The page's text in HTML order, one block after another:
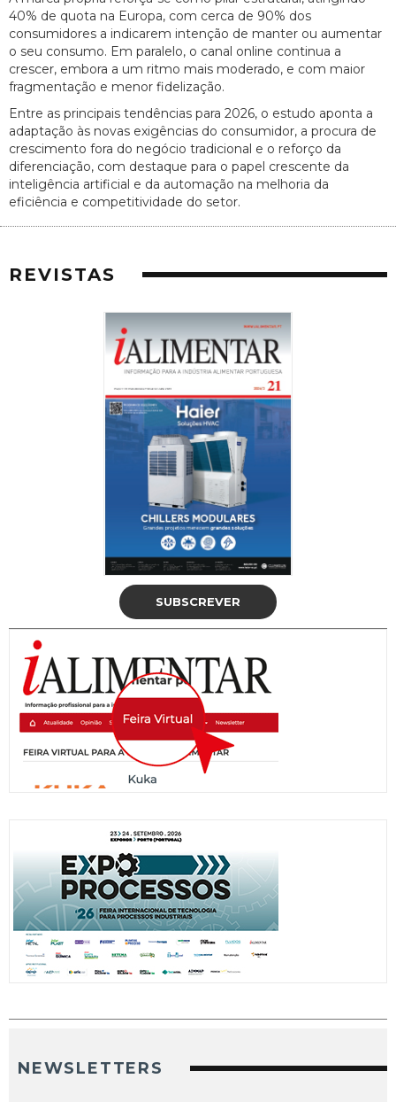
40% de quota na Europa, com cerca de 90% dos
consumidores a indicarem intenção de manter ou aumentar
o seu consumo. Em paralelo, o canal online continua a
crescer, embora a um ritmo mais moderado, e com maior
fragmentação e menor fidelização.
Entre as principais tendências para 2026, o estudo aponta a
adaptação às novas exigências do consumidor, a procura de
crescimento fora do negócio tradicional e o reforço da
diferenciação, com destaque para o papel crescente da
inteligência artificial e da automação na melhoria da
eficiência e competitividade do setor.
REVISTAS
SUBSCREVER
NEWSLETTERS